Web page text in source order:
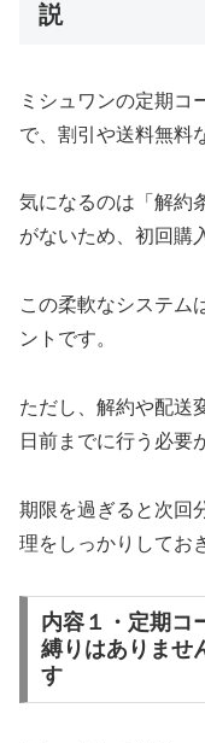
説
ミシュワンの定期コ
で、割引や送料無料
気になるのは「解約
がないため、初回購
この柔軟なシステム
ントです。
ただし、解約や配送
日前までに行う必要
期限を過ぎると次回
理をしっかりしてお
内容１・定期コ
縛りはありませ
す